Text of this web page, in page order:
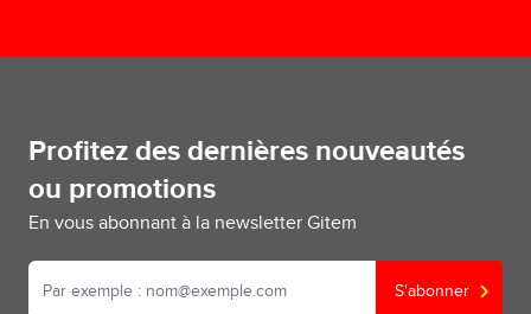
Profitez des dernières nouveautés
ou promotions
En vous abonnant à la newsletter Gitem
S'abonner